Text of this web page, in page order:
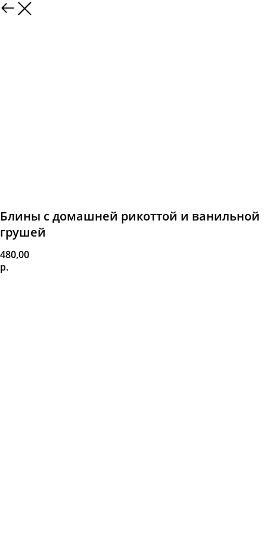
Блины с домашней рикоттой и ванильной
грушей
480,00
р.